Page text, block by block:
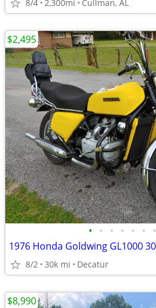
8/4 2,300mi Cullman, AL
• • • • • • •
8/2 30k mi Decatur
$2,495
$8,990